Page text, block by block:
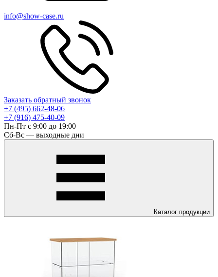
info@show-case.ru
Заказать обратный звонок
+7 (495) 662-48-06
+7 (916) 475-40-09
Пн-Пт с 9:00 до 19:00
Сб-Вс — выходные дни
Каталог продукции